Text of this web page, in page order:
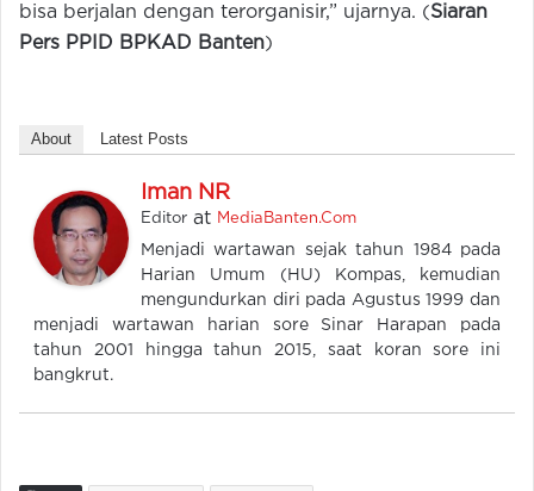
bisa berjalan dengan terorganisir,” ujarnya. (Siaran
Pers PPID BPKAD Banten)
About Latest Posts
Iman NR
Editor at MediaBanten.Com
Menjadi wartawan sejak tahun 1984 pada
Harian Umum (HU) Kompas, kemudian
mengundurkan diri pada Agustus 1999 dan
menjadi wartawan harian sore Sinar Harapan pada
tahun 2001 hingga tahun 2015, saat koran sore ini
bangkrut.